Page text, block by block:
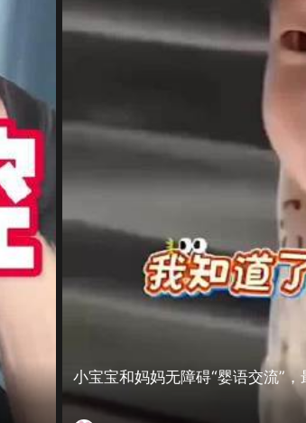
小宝宝和妈妈无障碍“婴语交流”